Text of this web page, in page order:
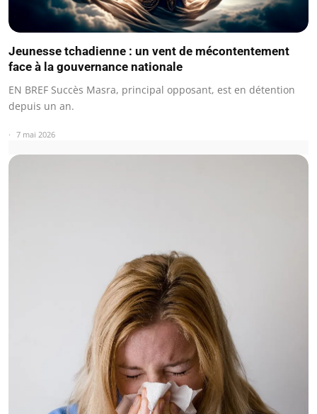
Jeunesse tchadienne : un vent de mécontentement
face à la gouvernance nationale
EN BREF Succès Masra, principal opposant, est en détention
depuis un an.
7 mai 2026